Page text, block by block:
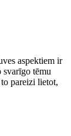
aspektiem ir
svarīgo tēmu
pareizi lietot,